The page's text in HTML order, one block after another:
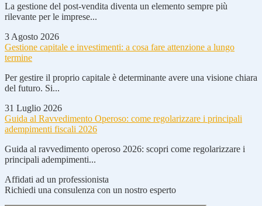
La gestione del post-vendita diventa un elemento sempre più
rilevante per le imprese...
3 Agosto 2026
Gestione capitale e investimenti: a cosa fare attenzione a lungo
termine
Per gestire il proprio capitale è determinante avere una visione chiara
del futuro. Si...
31 Luglio 2026
Guida al Ravvedimento Operoso: come regolarizzare i principali
adempimenti fiscali 2026
Guida al ravvedimento operoso 2026: scopri come regolarizzare i
principali adempimenti...
Affidati ad un professionista
Richiedi una consulenza con un nostro esperto